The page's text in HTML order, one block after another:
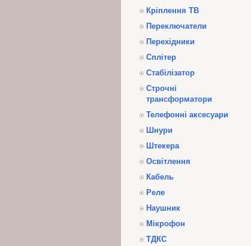
Кріплення ТВ
Переключатели
Перехідники
Сплітер
Стабілізатор
Строчні
трансформатори
Телефонні аксесуари
Шнури
Штекера
Освітлення
Кабель
Реле
Наушник
Мікрофон
ТДКС